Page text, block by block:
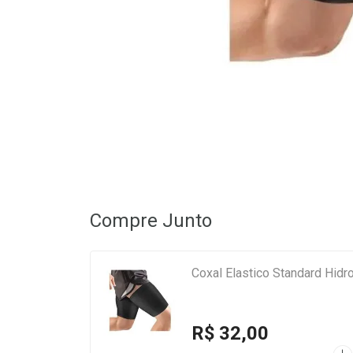
Compre Junto
Coxal Elastico Standard
R$ 32,00